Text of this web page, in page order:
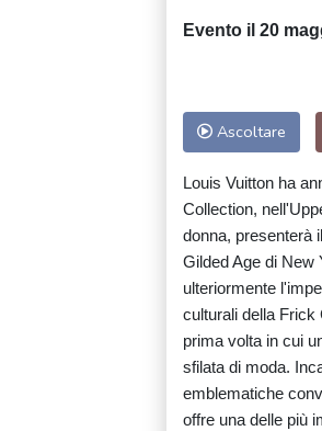
Evento il 20
Ascoltare
Louis Vuitton ha
Collection,
donna, presenterà
Gilded Age di New
ulteriormente
culturali della Frick
prima volta in cui
sfilata di moda.
emblematiche
offre una delle più